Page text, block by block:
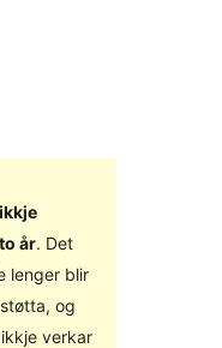
år. Det
lenger blir
og
verkar